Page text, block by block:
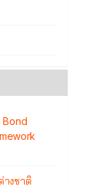
Bond
างชาติ